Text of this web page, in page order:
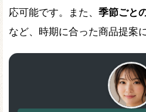
応可能です。また、 季節ごと
など、時期に合った商品提案